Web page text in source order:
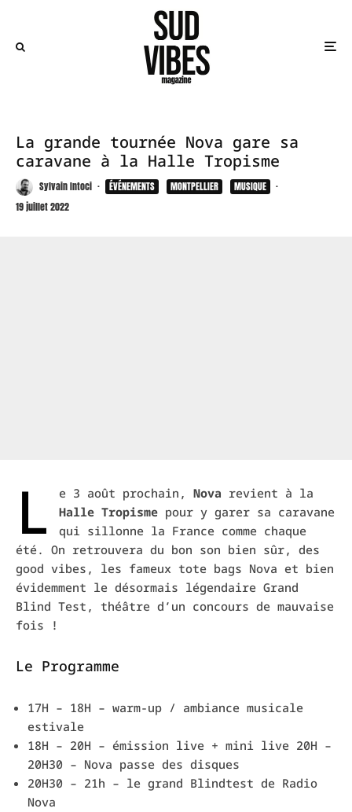
La grande tournée Nova gare sa
caravane à la Halle Tropisme
Sylvain Intoci · ÉVÉNEMENTS MONTPELLIER MUSIQUE
·
19 juillet 2022
L e 3 août prochain, Nova revient à la
Halle Tropisme pour y garer sa caravane
qui sillonne la France comme chaque
été. On retrouvera du bon son bien sûr, des
good vibes, les fameux tote bags Nova et bien
évidemment le désormais légendaire Grand
Blind Test, théâtre d’un concours de mauvaise
fois !
Le Programme
17H – 18H – warm-up / ambiance musicale
estivale
18H – 20H – émission live + mini live 20H –
20H30 – Nova passe des disques
20H30 – 21h – le grand Blindtest de Radio
Nova